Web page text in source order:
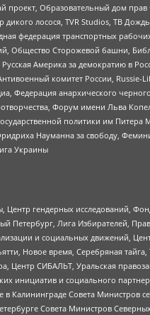
Образовательный дом
лосося, TVR Studios, ТВ
федерация транспортных
Общество Сторожевой башни,
Америка за демократию в
комитет России, Russie-
анархического
Форум имени Льва
политики им Питера
Науманна за свободу,
Украины
гендерных исследований,
Лига Избирателей,
и социальных движений,
Новое время, Серебряная тайга,
СИБАЛЬТ, Уральская
инициатив и социального
Совета Министров
Совета Министров